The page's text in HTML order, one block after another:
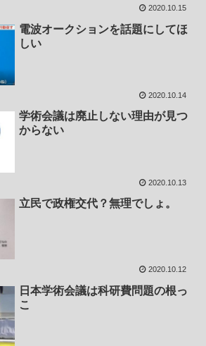
2020.10.15
電波オークションを話題にしてほ
しい
2020.10.14
学術会議は廃止しない理由が見つ
からない
2020.10.13
立民で政権交代？無理でしょ。
2020.10.12
日本学術会議は科研費問題の根っ
こ